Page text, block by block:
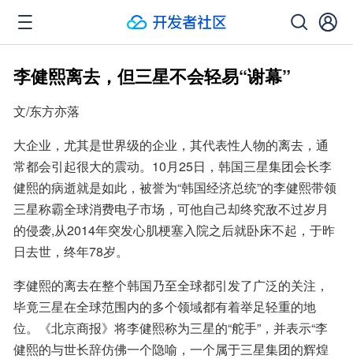
李健熙离去，但三星不会轻易“谢幕”
文/东方亦落
大企业，尤其是世界级的企业，其代表性人物的离去，通
常都会引起很大的震动。10月25日，韩国三星集团会长李
健熙的病逝就是如此，被誉为“韩国经济总统”的李健熙带领
三星称霸全球消费电子市场，可他自己却终究敌不过岁月
的侵袭,从2014年突发心肌梗塞入院之后就卧床不起，于昨
日去世，终年78岁。
李健熙的离去在整个韩国乃至全球都引发了广泛的关注，
毕竟三星在全球范围内的多个领域都有着举足轻重的地
位。《北京商报》将李健熙称为三星的“舵手”，并表示“李
健熙的与世长辞仿佛一个隐喻，一个属于三星集团的辉煌